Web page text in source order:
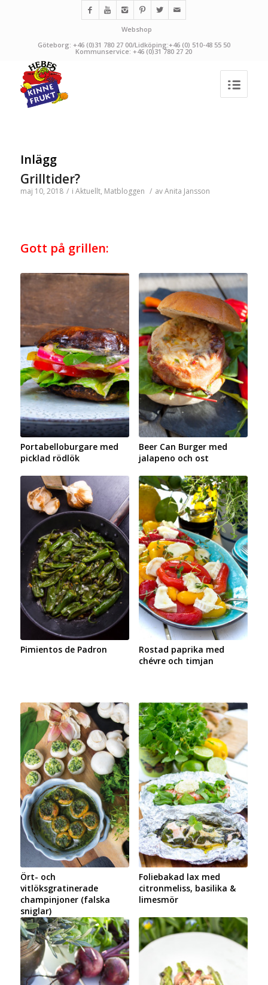
Webshop
Göteborg: +46 (0)31 780 27 00/Lidköping:+46 (0) 510-48 55 50
Kommunservice: +46 (0)31 780 27 20
Inlägg
Grilltider?
maj 10, 2018 / i Aktuellt, Matbloggen / avAnita Jansson
Gott på grillen:
Portabelloburgare med
picklad rödlök
Beer Can Burger med
jalapeno och ost
Pimientos de Padron
Rostad paprika med
chévre och timjan
Ört- och
vitlöksgratinerade
champinjoner (falska
sniglar)
Foliebakad lax med
citronmeliss, basilika &
limesmör